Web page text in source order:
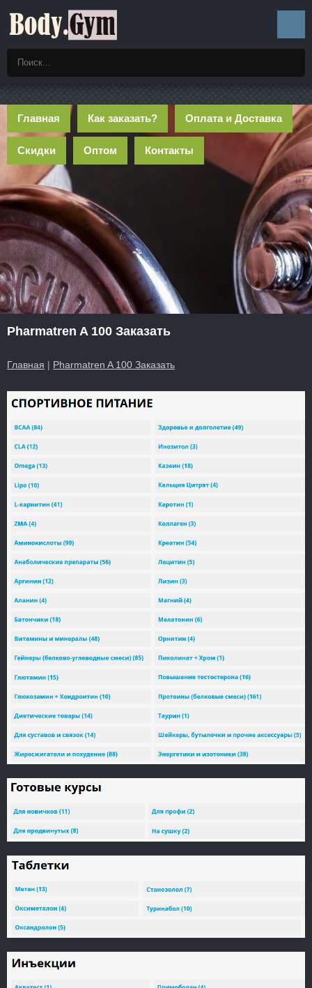
Главная Как заказать? Оплата и Доставка
Скидки Оптом Контакты
Pharmatren A 100 Заказать
Главная | Pharmatren A 100 Заказать